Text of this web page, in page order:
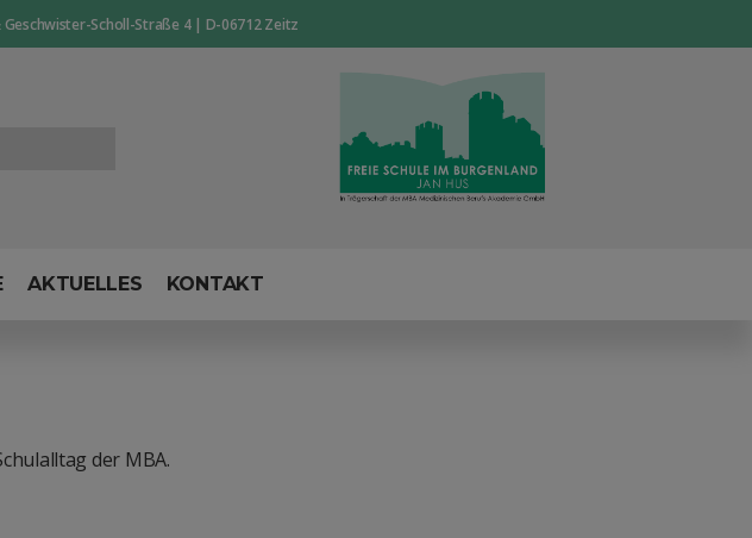
Scholl-Straße 4 | D-06712 Zeitz
AKTUELLES KONTAKT
der MBA.